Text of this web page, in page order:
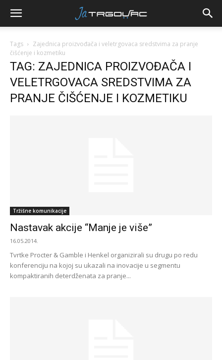
Tags
Zajednica proizvođača i veletrgovaca sredstvima za pranje
čišćenje i kozmetiku
TAG: ZAJEDNICA PROIZVOĐAČA I
VELETRGOVACA SREDSTVIMA ZA
PRANJE ČIŠĆENJE I KOZMETIKU
Tržišne komunikacije
Nastavak akcije “Manje je više”
16.05.2014.
Tvrtke Procter & Gamble i Henkel organizirali su drugu po redu
konferenciju na kojoj su ukazali na inovacije u segmentu
kompaktiranih deterdženata za pranje...